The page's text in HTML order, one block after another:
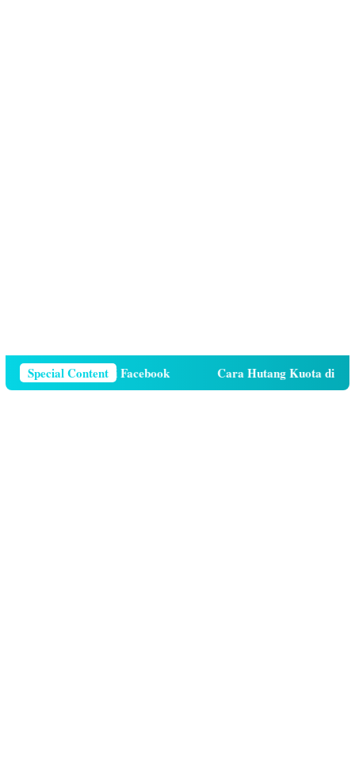
Special Content
Telepon Di Facebook Cara Hutang Kuota di Telkomsel